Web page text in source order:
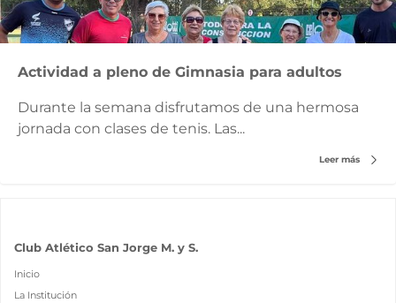
Actividad a pleno de Gimnasia para adultos
Durante la semana disfrutamos de una hermosa
jornada con clases de tenis. Las...
Leer más
Club Atlético San Jorge M. y S.
Inicio
La Institución